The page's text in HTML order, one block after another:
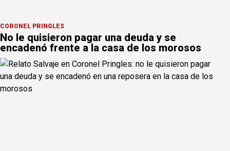
CORONEL PRINGLES
No le quisieron pagar una deuda y se
encadenó frente a la casa de los morosos